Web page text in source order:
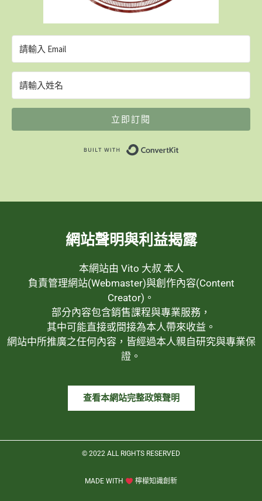
立即訂閱
網站聲明與利益揭露
本網站由 Vito 大叔 本人
負責管理網站(Webmaster)與創作內容(Content
Creator)。
部分內容包含銷售課程與專業服務，
其中可能直接或間接為本人帶來收益。
網站中所推廣之任何內容，皆經過本人親自研究與專業保
證。
查看本網站完整政策聲明
© 2022 ALL RIGHTS RESERVED​
MADE WITH 檸檬知識創新